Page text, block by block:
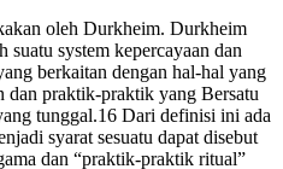
oleh Durkheim. Durkheim
suatu system kepercayaan dan
berkaitan dengan hal-hal yang
dan praktik-praktik yang Bersatu
tunggal.16 Dari definisi ini ada
syarat sesuatu dapat disebut
dan “praktik-praktik ritual”